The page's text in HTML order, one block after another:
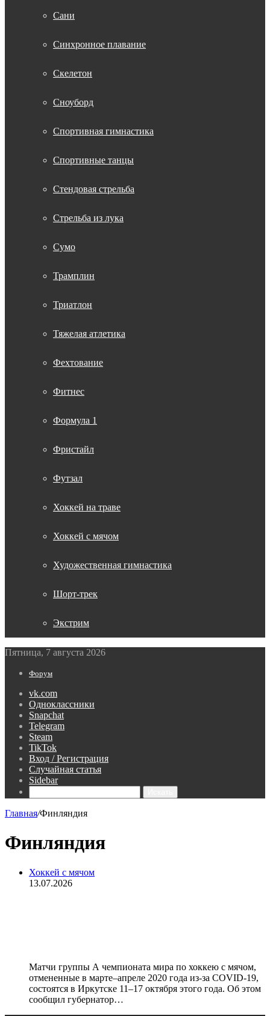
Сани
Синхронное плавание
Скелетон
Сноуборд
Спортивная гимнастика
Спортивные танцы
Стендовая стрельба
Стрельба из лука
Сумо
Трамплин
Триатлон
Тяжелая атлетика
Фехтование
Фитнес
Формула 1
Фристайл
Футзал
Хоккей на траве
Хоккей с мячом
Художественная гимнастика
Шорт-трек
Экстрим
Пятница, 7 августа 2026
Форум
vk.com
Одноклассники
Snapchat
Telegram
Steam
TikTok
Вход / Регистрация
Случайная статья
Sidebar
Главная/Финляндия
Финляндия
Хоккей с мячом
13.07.2026
Матчи группы А чемпионата мира по хоккею с мячом,
отмененные в марте–апреле 2020 года из-за COVID-19,
состоятся в Иркутске 11–17 октября этого года. Об этом
сообщил губернатор…